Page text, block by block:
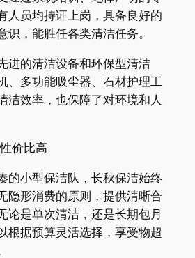
人员均持证上岗，具备良好的
识，能胜任各类清洁任务。
进的清洁设备和环保型清洁
、多功能吸尘器、石材护理工
洁效率，也保障了对环境和人
价比高
的小型保洁队，长秋保洁始终
隐形消费的原则，提供清晰合
论是单次清洁，还是长期包月
根据预算灵活选择，享受物超